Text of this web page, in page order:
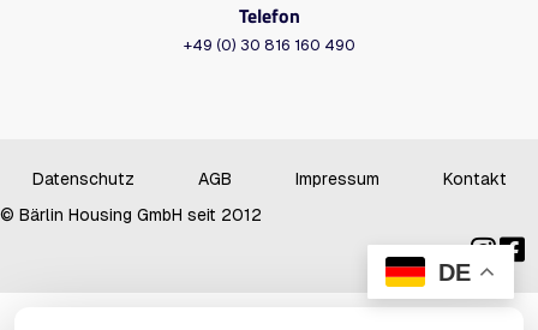
Telefon
+49 (0) 30 816 160 490
© Bärlin Housing GmbH seit 2012
Datenschutz AGB Impressum Kontakt
DE